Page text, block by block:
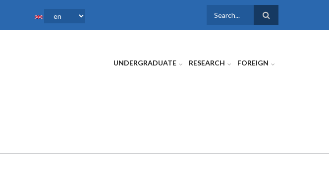
SEARCH
UNDERGRADUATE RESEARCH FOREIGN